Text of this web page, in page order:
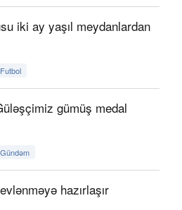
iki ay yaşıl meydanlardan
Futbol
gümüş medal
Gündəm
hazırlaşır